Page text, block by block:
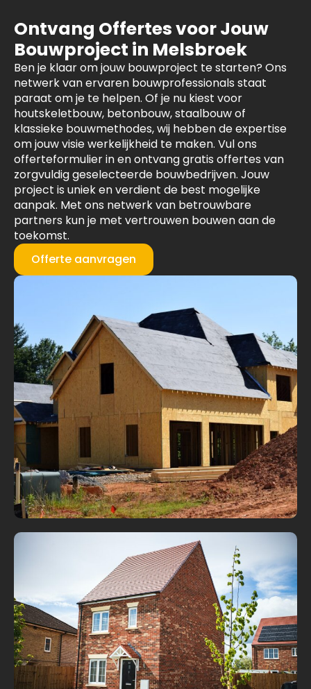
Ontvang Offertes voor Jouw
Bouwproject in Melsbroek
Ben je klaar om jouw bouwproject te starten? Ons
netwerk van ervaren bouwprofessionals staat
paraat om je te helpen. Of je nu kiest voor
houtskeletbouw, betonbouw, staalbouw of
klassieke bouwmethodes, wij hebben de expertise
om jouw visie werkelijkheid te maken. Vul ons
offerteformulier in en ontvang gratis offertes van
zorgvuldig geselecteerde bouwbedrijven. Jouw
project is uniek en verdient de best mogelijke
aanpak. Met ons netwerk van betrouwbare
partners kun je met vertrouwen bouwen aan de
toekomst.
Offerte aanvragen